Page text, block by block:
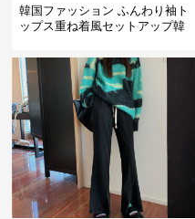
韓国ファッション ふんわり袖ト
ップス重ね着風セットアップ韓